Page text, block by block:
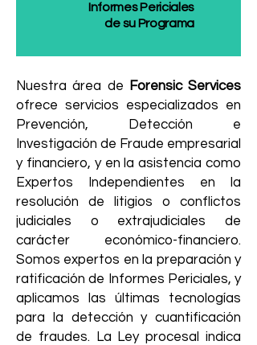
Informes Periciales
de su Programa
Nuestra área de
Forensic Services
ofrece servicios especializados en
Prevención, Detección e
Investigación de Fraude empresarial
y financiero, y en la asistencia como
Expertos Independientes en la
resolución de litigios o conflictos
judiciales o extrajudiciales de
carácter económico-financiero.
Somos expertos en la preparación y
ratificación de Informes Periciales, y
aplicamos las últimas tecnologías
para la detección y cuantificación
de fraudes. La Ley procesal indica